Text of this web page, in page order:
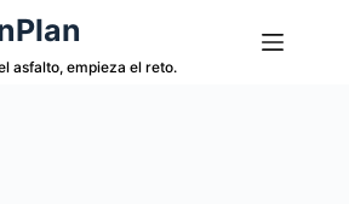
asfalto, empieza el reto.